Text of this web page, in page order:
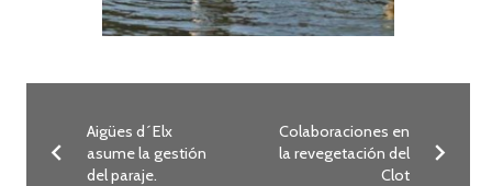
Aigües d´Elx
asume la gestión
del paraje.
Colaboraciones en
la revegetación del
Clot